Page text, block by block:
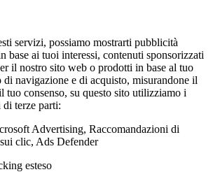
servizi, possiamo mostrarti pubblicità
base ai tuoi interessi, contenuti sponsorizzati
il nostro sito web o prodotti in base al tuo
di navigazione e di acquisto, misurandone il
tuo consenso, su questo sito utilizziamo i
di terze parti:
Advertising, Raccomandazioni di
clic, Ads Defender
esteso